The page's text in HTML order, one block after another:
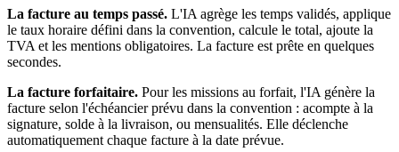
La facture au temps passé. L'IA agrège les temps validés, applique
le taux horaire défini dans la convention, calcule le total, ajoute la
TVA et les mentions obligatoires. La facture est prête en quelques
secondes.
La facture forfaitaire. Pour les missions au forfait, l'IA génère la
facture selon l'échéancier prévu dans la convention : acompte à la
signature, solde à la livraison, ou mensualités. Elle déclenche
automatiquement chaque facture à la date prévue.